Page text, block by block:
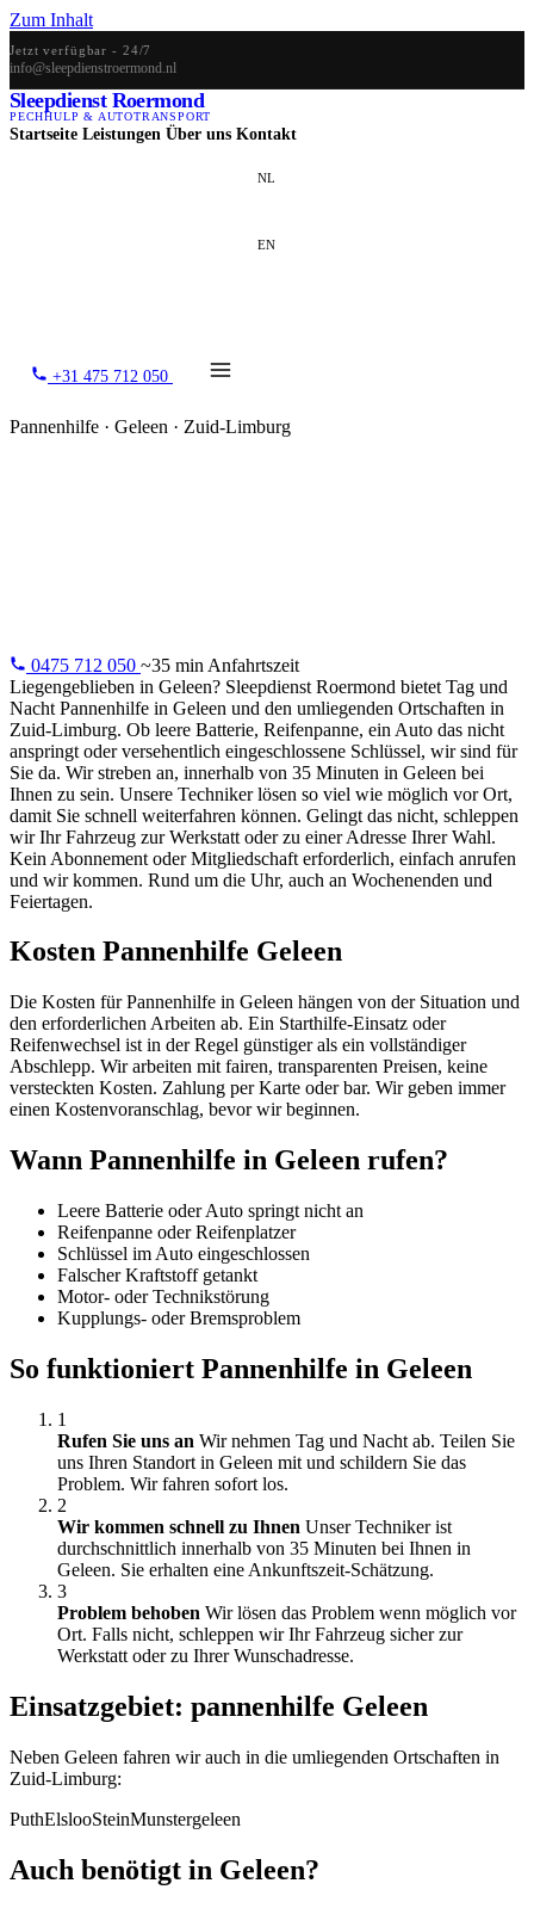
Zum Inhalt
Jetzt verfügbar - 24/7
info@sleepdienstroermond.nl
Sleepdienst Roermond
PECHHULP & AUTOTRANSPORT
Startseite Leistungen Über uns Kontakt
NL
EN
+31 475 712 050
Pannenhilfe · Geleen · Zuid-Limburg
0475 712 050 ~35 min Anfahrtszeit
Liegengeblieben in Geleen? Sleepdienst Roermond bietet Tag und
Nacht Pannenhilfe in Geleen und den umliegenden Ortschaften in
Zuid-Limburg. Ob leere Batterie, Reifenpanne, ein Auto das nicht
anspringt oder versehentlich eingeschlossene Schlüssel, wir sind für
Sie da. Wir streben an, innerhalb von 35 Minuten in Geleen bei
Ihnen zu sein. Unsere Techniker lösen so viel wie möglich vor Ort,
damit Sie schnell weiterfahren können. Gelingt das nicht, schleppen
wir Ihr Fahrzeug zur Werkstatt oder zu einer Adresse Ihrer Wahl.
Kein Abonnement oder Mitgliedschaft erforderlich, einfach anrufen
und wir kommen. Rund um die Uhr, auch an Wochenenden und
Feiertagen.
Kosten Pannenhilfe Geleen
Die Kosten für Pannenhilfe in Geleen hängen von der Situation und
den erforderlichen Arbeiten ab. Ein Starthilfe-Einsatz oder
Reifenwechsel ist in der Regel günstiger als ein vollständiger
Abschlepp. Wir arbeiten mit fairen, transparenten Preisen, keine
versteckten Kosten. Zahlung per Karte oder bar. Wir geben immer
einen Kostenvoranschlag, bevor wir beginnen.
Wann Pannenhilfe in Geleen rufen?
Leere Batterie oder Auto springt nicht an
Reifenpanne oder Reifenplatzer
Schlüssel im Auto eingeschlossen
Falscher Kraftstoff getankt
Motor- oder Technikstörung
Kupplungs- oder Bremsproblem
So funktioniert Pannenhilfe in Geleen
1
Rufen Sie uns an Wir nehmen Tag und Nacht ab. Teilen Sie
uns Ihren Standort in Geleen mit und schildern Sie das
Problem. Wir fahren sofort los.
2
Wir kommen schnell zu Ihnen Unser Techniker ist
durchschnittlich innerhalb von 35 Minuten bei Ihnen in
Geleen. Sie erhalten eine Ankunftszeit-Schätzung.
3
Problem behoben Wir lösen das Problem wenn möglich vor
Ort. Falls nicht, schleppen wir Ihr Fahrzeug sicher zur
Werkstatt oder zu Ihrer Wunschadresse.
Einsatzgebiet: pannenhilfe Geleen
Neben Geleen fahren wir auch in die umliegenden Ortschaften in
Zuid-Limburg:
PuthElslooSteinMunstergeleen
Auch benötigt in Geleen?